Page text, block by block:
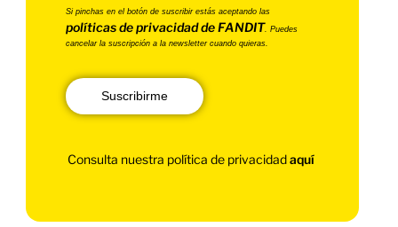
Si pinchas en el botón de suscribir estás aceptando las
políticas de privacidad de FANDIT . Puedes
cancelar la suscripción a la newsletter cuando quieras.
Suscribirme
Consulta nuestra política de privacidadaquí